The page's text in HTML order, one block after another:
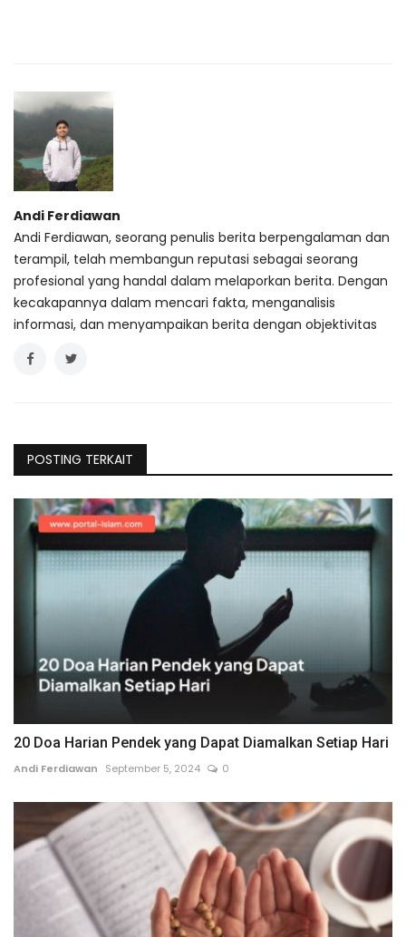
Andi Ferdiawan
Andi Ferdiawan, seorang penulis berita berpengalaman dan
terampil, telah membangun reputasi sebagai seorang
profesional yang handal dalam melaporkan berita. Dengan
kecakapannya dalam mencari fakta, menganalisis
informasi, dan menyampaikan berita dengan objektivitas
POSTING TERKAIT
20 Doa Harian Pendek yang Dapat Diamalkan Setiap Hari
Andi Ferdiawan September 5, 2024 0